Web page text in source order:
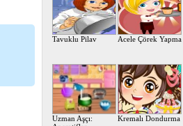
Tavuklu Pilav Acele Çörek Yapma
Uzman Aşçı:
Kremalı Dondurma